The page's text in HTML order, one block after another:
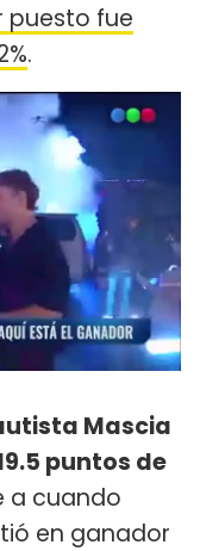
puesto fue
.
Mascia
puntos de
a cuando
en ganador